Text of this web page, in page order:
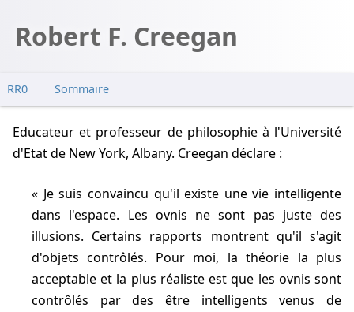
Robert F. Creegan
RR0 Sommaire
Educateur et professeur de philosophie à l'Université
d'Etat de New York, Albany. Creegan déclare :
Je suis convaincu qu'il existe une vie intelligente
dans l'espace. Les ovnis ne sont pas juste des
illusions. Certains rapports montrent qu'il s'agit
d'objets contrôlés. Pour moi, la théorie la plus
acceptable et la plus réaliste est que les ovnis sont
contrôlés par des être intelligents venus de